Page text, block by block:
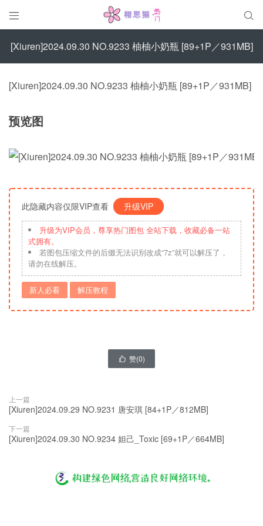
 
[Xiuren]2024.09.30 NO.9233 柚柚小奶瓶 [89+1P／931MB]
[Xiuren]2024.09.30 NO.9233 柚柚小奶瓶 [89+1P／931MB]
预览图
此隐藏内容仅限VIP查看 升级VIP
升级为VIP会员，尊享热门图包 全站下载，收藏必备一站
式拥有。
若图包压缩文件的后缀无法识别改成“7z”就可以解压了，
请勿在线解压。
新人必看 解压教程
 赞(0)
上一篇
[Xiuren]2024.09.29 NO.9231 唐安琪 [84+1P／812MB]
下一篇
[Xiuren]2024.09.30 NO.9234 妲己_Toxic [69+1P／664MB]